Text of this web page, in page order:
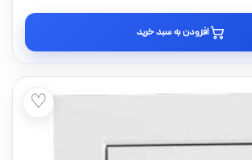
افزودن به سبد خرید
♡